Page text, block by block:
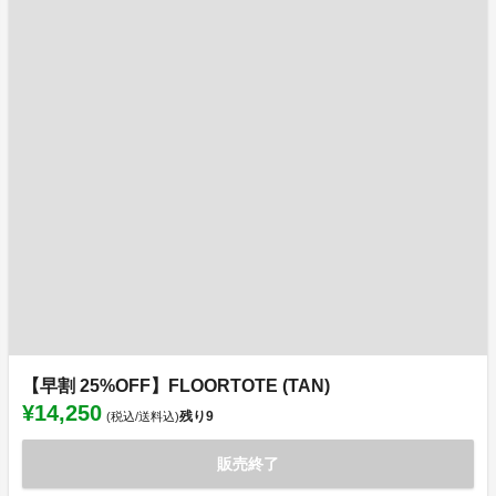
【早割 25%OFF】FLOORTOTE (TAN)
¥14,250 (税込/送料込)残り9
販売終了